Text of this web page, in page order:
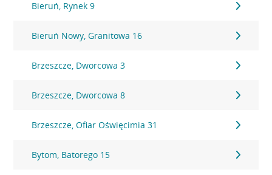
Bieruń, Rynek 9
Bieruń Nowy, Granitowa 16
Brzeszcze, Dworcowa 3
Brzeszcze, Dworcowa 8
Brzeszcze, Ofiar Oświęcimia 31
Bytom, Batorego 15